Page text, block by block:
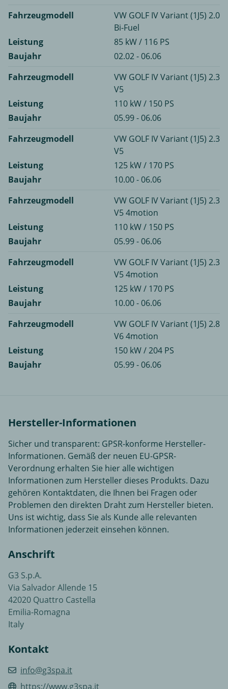
Fahrzeugmodell
VW GOLF IV Variant (1J5) 2.0
Bi-Fuel
Leistung
85 kW / 116 PS
Baujahr
02.02 - 06.06
Fahrzeugmodell
VW GOLF IV Variant (1J5) 2.3
V5
Leistung
110 kW / 150 PS
Baujahr
05.99 - 06.06
Fahrzeugmodell
VW GOLF IV Variant (1J5) 2.3
V5
Leistung
125 kW / 170 PS
Baujahr
10.00 - 06.06
Fahrzeugmodell
VW GOLF IV Variant (1J5) 2.3
V5 4motion
Leistung
110 kW / 150 PS
Baujahr
05.99 - 06.06
Fahrzeugmodell
VW GOLF IV Variant (1J5) 2.3
V5 4motion
Leistung
125 kW / 170 PS
Baujahr
10.00 - 06.06
Fahrzeugmodell
VW GOLF IV Variant (1J5) 2.8
V6 4motion
Leistung
150 kW / 204 PS
Baujahr
05.99 - 06.06
Hersteller-Informationen
Sicher und transparent: GPSR-konforme Hersteller-
Informationen. Gemäß der neuen EU-GPSR-
Verordnung erhalten Sie hier alle wichtigen
Informationen zum Hersteller dieses Produkts. Dazu
gehören Kontaktdaten, die Ihnen bei Fragen oder
Problemen den direkten Draht zum Hersteller bieten.
Uns ist wichtig, dass Sie als Kunde alle relevanten
Informationen jederzeit einsehen können.
Anschrift
G3 S.p.A.
Via Salvador Allende 15
42020 Quattro Castella
Emilia-Romagna
Italy
Kontakt
info@g3spa.it
https://www.g3spa.it